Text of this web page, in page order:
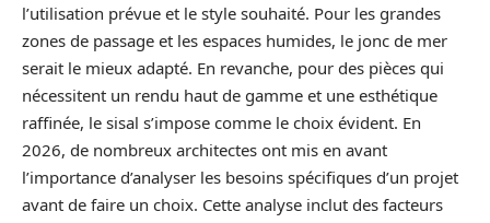
l’utilisation prévue et le style souhaité. Pour les grandes
zones de passage et les espaces humides, le jonc de mer
serait le mieux adapté. En revanche, pour des pièces qui
nécessitent un rendu haut de gamme et une esthétique
raffinée, le sisal s’impose comme le choix évident. En
2026, de nombreux architectes ont mis en avant
l’importance d’analyser les besoins spécifiques d’un projet
avant de faire un choix. Cette analyse inclut des facteurs